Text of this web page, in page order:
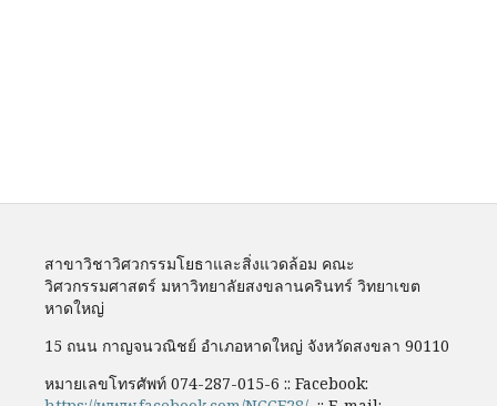
สาขาวิชาวิศวกรรมโยธาและสิ่งแวดล้อม คณะ
วิศวกรรมศาสตร์ มหาวิทยาลัยสงขลานครินทร์ วิทยาเขต
หาดใหญ่
15 ถนน กาญจนวณิชย์ อำเภอหาดใหญ่ จังหวัดสงขลา 90110
หมายเลขโทรศัพท์ 074-287-015-6 :: Facebook: